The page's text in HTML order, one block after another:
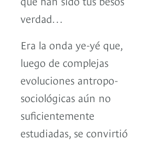
verdad…
Era la onda ye-yé que,
luego de complejas
evoluciones antropo-
sociológicas aún no
suficientemente
estudiadas, se convirtió